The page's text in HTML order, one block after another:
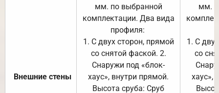
Внешние стены
мм. по выбранной
комплектации. Два вида
профиля:
1. С двух сторон, прямой
со снятой фаской. 2.
Снаружи под «блок-
хаус», внутри прямой.
Высота сруба: Сруб
мм.
1. С
со
хаус»,